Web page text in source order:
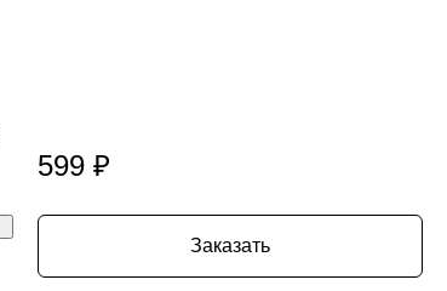
599 ₽
Заказать